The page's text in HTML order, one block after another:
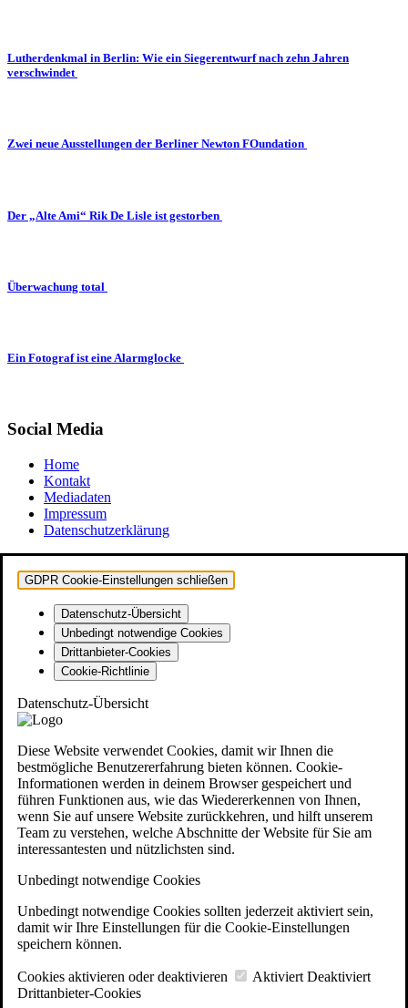
Lutherdenkmal in Berlin: Wie ein Siegerentwurf nach zehn Jahren
verschwindet
Zwei neue Ausstellungen der Berliner Newton FOundation
Der „Alte Ami“ Rik De Lisle ist gestorben
Überwachung total
Ein Fotograf ist eine Alarmglocke
Social Media
Home
Kontakt
Mediadaten
Impressum
Datenschutzerklärung
GDPR Cookie-Einstellungen schließen
Datenschutz-Übersicht
Unbedingt notwendige Cookies
Drittanbieter-Cookies
Cookie-Richtlinie
Datenschutz-Übersicht
Diese Website verwendet Cookies, damit wir Ihnen die
bestmögliche Benutzererfahrung bieten können. Cookie-
Informationen werden in deinem Browser gespeichert und
führen Funktionen aus, wie das Wiedererkennen von Ihnen,
wenn Sie auf unsere Website zurückkehren, und hilft unserem
Team zu verstehen, welche Abschnitte der Website für Sie am
interessantesten und nützlichsten sind.
Unbedingt notwendige Cookies
Unbedingt notwendige Cookies sollten jederzeit aktiviert sein,
damit wir Ihre Einstellungen für die Cookie-Einstellungen
speichern können.
Cookies aktivieren oder deaktivieren Aktiviert Deaktiviert
Drittanbieter-Cookies